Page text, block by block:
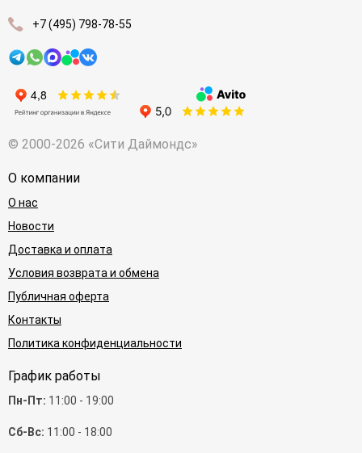
+7 (495) 798-78-55
© 2000-2026 «Сити Даймондс»
О компании
О нас
Новости
Доставка и оплата
Условия возврата и обмена
Публичная оферта
Контакты
Политика конфиденциальности
График работы
Пн-Пт: 11:00 - 19:00
Сб-Вс: 11:00 - 18:00